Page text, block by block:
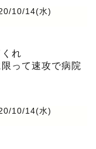
10/14(水)
れ
って速攻で病院
10/14(水)